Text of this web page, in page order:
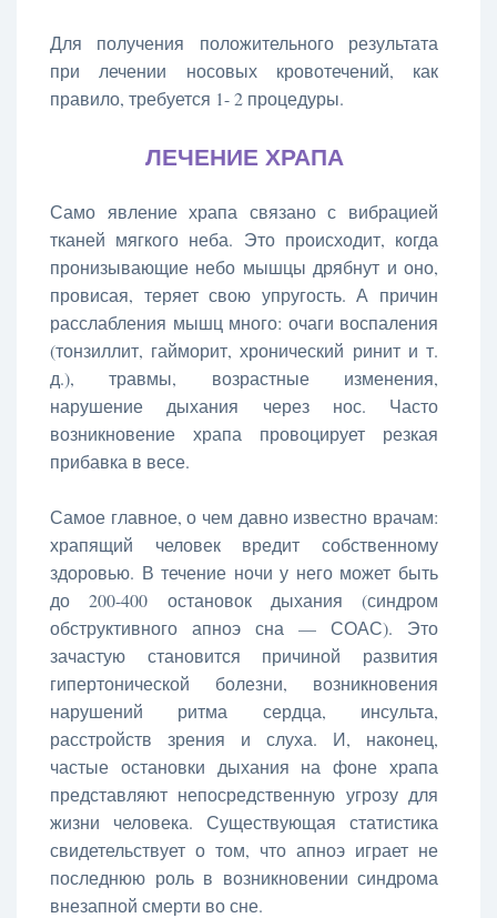
Для получения положительного результата
при лечении носовых кровотечений, как
правило, требуется 1- 2 процедуры.
ЛЕЧЕНИЕ ХРАПА
Само явление храпа связано с вибрацией
тканей мягкого неба. Это происходит, когда
пронизывающие небо мышцы дрябнут и оно,
провисая, теряет свою упругость. А причин
расслабления мышц много: очаги воспаления
(тонзиллит, гайморит, хронический ринит и т.
д.), травмы, возрастные изменения,
нарушение дыхания через нос. Часто
возникновение храпа провоцирует резкая
прибавка в весе.
Самое главное, о чем давно известно врачам:
храпящий человек вредит собственному
здоровью. В течение ночи у него может быть
до 200-400 остановок дыхания (синдром
обструктивного апноэ сна — СОАС). Это
зачастую становится причиной развития
гипертонической болезни, возникновения
нарушений ритма сердца, инсульта,
расстройств зрения и слуха. И, наконец,
частые остановки дыхания на фоне храпа
представляют непосредственную угрозу для
жизни человека. Существующая статистика
свидетельствует о том, что апноэ играет не
последнюю роль в возникновении синдрома
внезапной смерти во сне.